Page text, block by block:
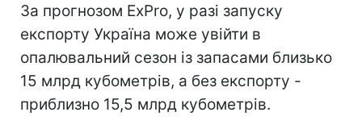
За прогнозом ExPro, у разі запуску
експорту Україна може увійти в
опалювальний сезон із запасами близько
15 млрд кубометрів, а без експорту -
приблизно 15,5 млрд кубометрів.